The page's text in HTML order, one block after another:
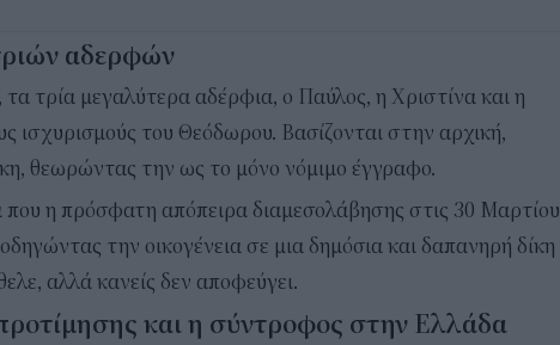
αδερφών
τρία μεγαλύτερα αδέρφια, ο Παύλος, η Χριστίνα και η
ισχυρισμούς του Θεόδωρου. Βασίζονται στην αρχική,
θεωρώντας την ως το μόνο νόμιμο έγγραφο.
που η πρόσφατη απόπειρα διαμεσολάβησης στις 30 Μαρτίου
την οικογένεια σε μια δημόσια και δαπανηρή δίκη
αλλά κανείς δεν αποφεύγει.
και η σύντροφος στην Ελλάδα